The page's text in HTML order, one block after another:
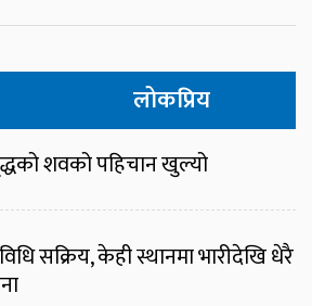
लोकप्रिय
शवको पहिचान खुल्यो
सक्रिय, केही स्थानमा भारीदेखि धेरै